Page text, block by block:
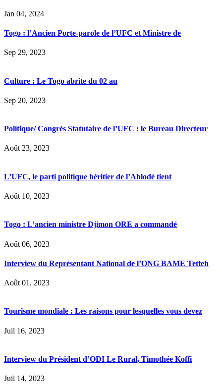
Jan 04, 2024
Togo : l’Ancien Porte-parole de l’UFC et Ministre de
Sep 29, 2023
Culture : Le Togo abrite du 02 au
Sep 20, 2023
Politique/ Congrès Statutaire de l’UFC : le Bureau Directeur
Août 23, 2023
L’UFC, le parti politique héritier de l’Ablodé tient
Août 10, 2023
Togo : L’ancien ministre Djimon ORE a commandé
Août 06, 2023
Interview du Représentant National de l’ONG BAME Tetteh
Août 01, 2023
Tourisme mondiale : Les raisons pour lesquelles vous devez
Juil 16, 2023
Interview du Président d’ODI Le Rural, Timothée Koffi
Juil 14, 2023